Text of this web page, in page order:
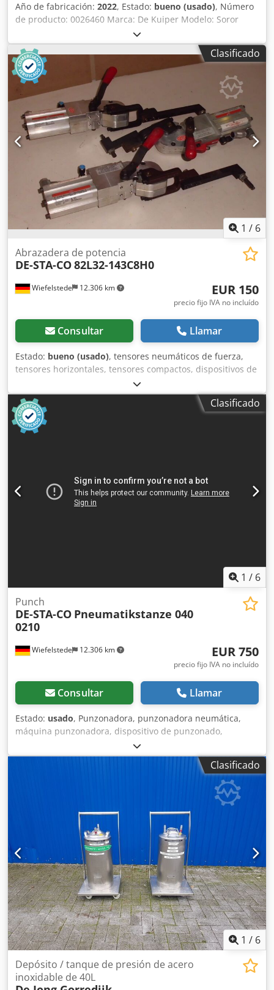
Año de fabricación: 2022, Estado: bueno (usado), Número
de producto: 0026460 Marca: De Kuiper Modelo: Soror
Categoría del producto: Freidoras Longitud: 2700 mm
Anchura: 920 mm Altura: 1800 mm Cedpfozbmptex Aikjrf
Tensión de conexión (V): 400 Potencia (W): 47150 Año de
fabricación: 2022 Equipado con sistema de filtrado de
grasa. Incluye 3 cubas (1x ORE440 y 2x ORE540) y bandeja
de desbaste.
Clasificado
1 / 6
Wiefelstede 12.306 km
Abrazadera de potencia
DE-STA-CO82L32-143C8H0
EUR 150
precio fijo IVA no incluído
Consultar Llamar
Estado: bueno (usado), tensores neumáticos de fuerza,
tensores horizontales, tensores compactos, dispositivos de
sujeción, tensores neumáticos de fuerza Csdpfxsb A H E Ie
Aiksrf -Tipo: 82L32-143C8H0 -Cantidad: 4 unidades
disponibles -Precio: por unidad -Peso: 2,1 kg/unidadClasificado
1 / 6
Wiefelstede 12.306 km
Punch
DE-STA-CO Pneumatikstanze 040
0210
EUR 750
precio fijo IVA no incluído
Consultar Llamar
Estado: usado, Punzonadora, punzonadora neumática,
máquina punzonadora, dispositivo de punzonado,
máquina perforadora, punzonadora neumática manual -
Fabricante: DE-STA-CO, punzonadora neumática Cedpofwx
Uyjfx Aiksrf -Tipo: 040 0210 -Punzón integrado: Ø 2,5 mm -
Salida máxima: 25 mm -Dimensiones: 190/200/A510 mm -
Clasificado
1 / 6
Depósito / tanque de presión de acero
inoxidable de 40L